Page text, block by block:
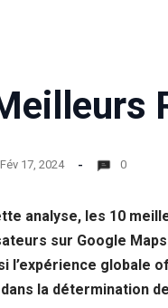
Fév 17, 2024 0
analyse, les 10
sur Google
l’expérience globale
la détermination